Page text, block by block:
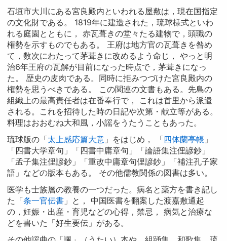
石垣市大川にある宮良殿内といわれる屋敷は，現在国指定
の文化財である。 1819年に建造された，琉球様式といわ
れる庭園とともに， 赤瓦葺きの堂々たる建物で，頭職の
権勢を示すものでもある。 王府は地方官の瓦葺きを咎め
て，数次にわたって茅葺きに改めるよう命じ， やっと明
治6年王府の瓦解が目前になった時点で，茅葺きになっ
た。 歴史の皮肉である。同時に拒みつづけた宮良殿内の
権勢を思うべきである。 この関連の文書もある。先島の
組織上の最高責任者は在番奉行で， これは首里から派遣
される。これを招待した時の日記や次第・献立等がある。
料理はおおむね大和風，小謡をうたうこともあった。
琉球版の「太上感応篇大意 」をはじめ， 「四体蘭亭帳 」
「四書大学章句」「四書中庸章句」「論語集注俚諺鈔」
「孟子集注俚諺鈔」「重改中庸章句俚諺鈔」「補注孔子家
語」などの版本もある。 その他儒教関係の図書は多い。
医学も士族層の教養の一つだった。病名と薬方を書き記し
た「条一官伝書 」と， 中国医書を翻案した渡嘉敷通起
の，妊娠・出産・育児などの心得，禁忌， 病気と治療な
どを書いた「好生要伝」がある。